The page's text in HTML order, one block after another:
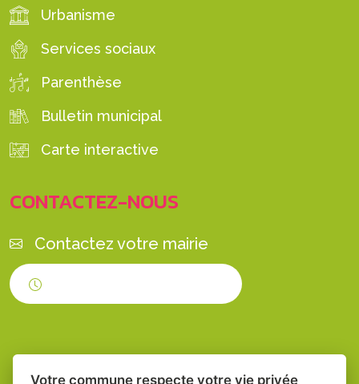
Urbanisme
Services sociaux
Parenthèse
Bulletin municipal
Carte interactive
CONTACTEZ-NOUS
Contactez votre mairie
Votre commune respecte votre vie privée